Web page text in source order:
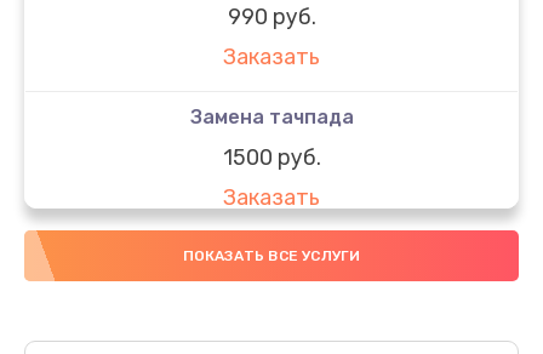
990 руб.
Заказать
Замена тачпада
1500 руб.
Заказать
Замена южного моста
Заказать
ПОКАЗАТЬ ВСЕ УСЛУГИ